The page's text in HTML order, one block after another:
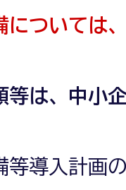
については
等は、中小
等導入計画